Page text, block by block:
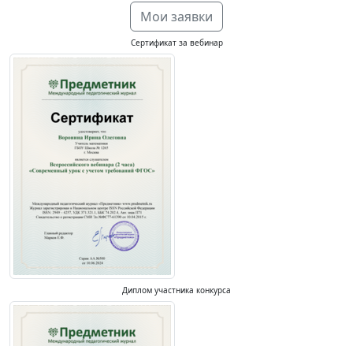
Мои заявки
Сертификат за вебинар
Диплом участника конкурса